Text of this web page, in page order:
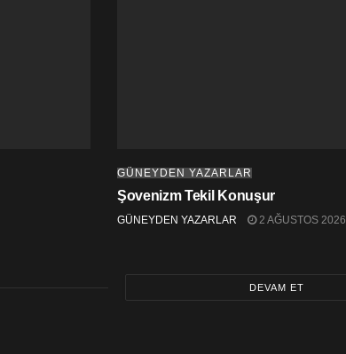
GÜNEYDEN YAZARLAR
Şovenizm Tekil Konuşur
GÜNEYDEN YAZARLAR 2 AĞUSTOS 2026
DEVAM ET